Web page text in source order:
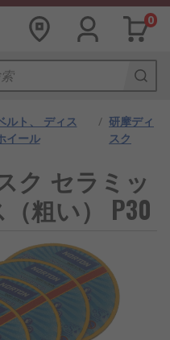
0
ルト、 ディス
イール
/ 研摩ディ
スク
ク セラミッ
（粗い） P30